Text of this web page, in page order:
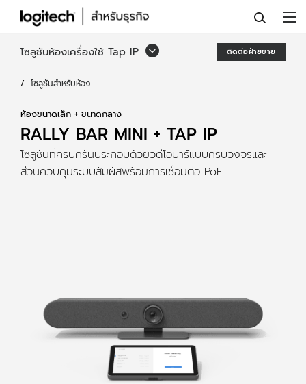
RALLY
BAR
MINI
TAP
โซลูชันห้องเครื่องใช้ Tap IP ติดต่อฝ่ายขาย
โซลูชันสำหรับห้อง
ห้องขนาดเล็ก + ขนาดกลาง
RALLY BAR MINI + TAP IP
โซลูชันที่ครบครันประกอบด้วยวิดีโอบาร์แบบครบวงจรและ
ส่วนควบคุมระบบสัมผัสพร้อมการเชื่อมต่อ PoE